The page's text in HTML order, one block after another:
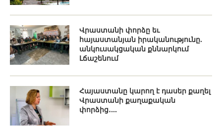
Վրաստանի փորձը եւ
հայաստանյան իրականությունը.
անկուսակցական քննարկում
Լճաշենում
Հայաստանը կարող է դասեր քաղել
Վրաստանի քաղաքական
փորձից․...